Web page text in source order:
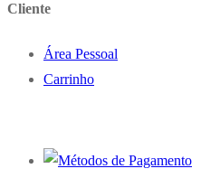
Cliente
Área Pessoal
Carrinho